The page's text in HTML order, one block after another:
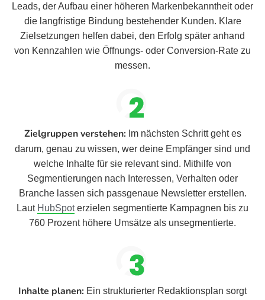
Leads, der Aufbau einer höheren Markenbekanntheit oder
die langfristige Bindung bestehender Kunden. Klare
Zielsetzungen helfen dabei, den Erfolg später anhand
von Kennzahlen wie Öffnungs- oder Conversion-Rate zu
messen.
Zielgruppen verstehen: Im nächsten Schritt geht es
darum, genau zu wissen, wer deine Empfänger sind und
welche Inhalte für sie relevant sind. Mithilfe von
Segmentierungen nach Interessen, Verhalten oder
Branche lassen sich passgenaue Newsletter erstellen.
Laut HubSpoterzielen segmentierte Kampagnen bis zu
760 Prozent höhere Umsätze als unsegmentierte.
Inhalte planen: Ein strukturierter Redaktionsplan sorgt